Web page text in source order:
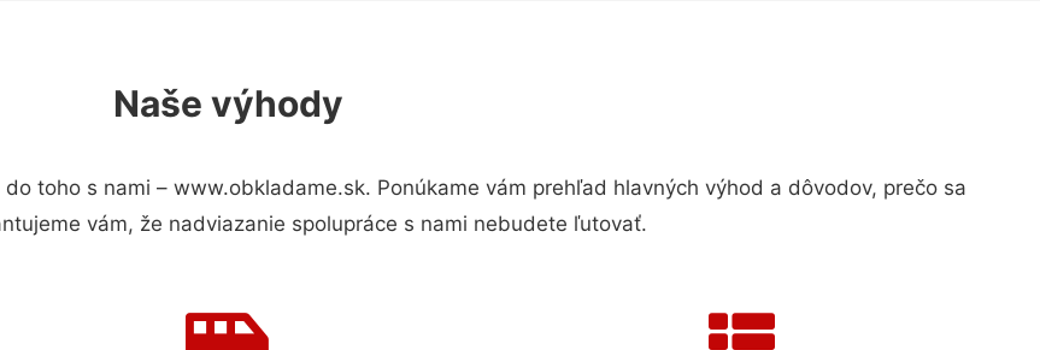
Naše výhody
toho s nami – www.obkladame.sk. Ponúkame vám prehľad hlavných výhod a dôvodov, prečo sa
vám, že nadviazanie spolupráce s nami nebudete ľutovať.